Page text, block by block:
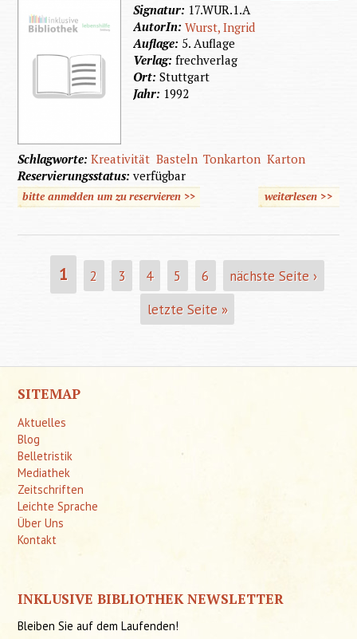
Signatur: 17.WUR.1.A
AutorIn:Wurst, Ingrid
Auflage: 5. Auflage
Verlag:frechverlag
Ort:Stuttgart
Jahr: 1992
Schlagworte:Kreativität Basteln Tonkarton Karton
Reservierungsstatus:verfügbar
bitte anmelden um zu reservieren >> weiterlesen>>
SEITEN
1 2 3 4 5 6
nächste Seite ›
letzte Seite »
SITEMAP
Aktuelles
Blog
Belletristik
Mediathek
Zeitschriften
Leichte Sprache
Über Uns
Kontakt
INKLUSIVE BIBLIOTHEK NEWSLETTER
Bleiben Sie auf dem Laufenden!